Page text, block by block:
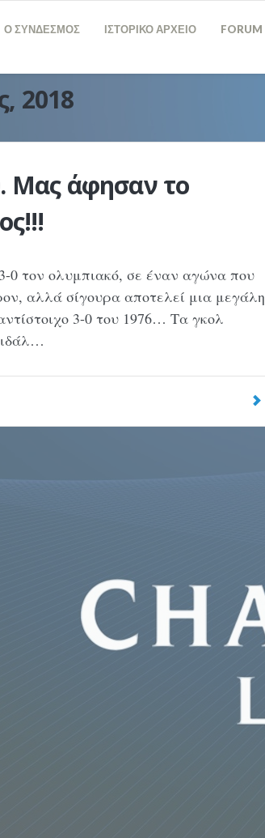
Ο ΣΥΝΔΕΣΜΟΣ ΙΣΤΟΡΙΚΟ ΑΡΧΕΙΟ FORUM
2018
Μας άφησαν το
τον ολυμπιακό, σε έναν αγώνα που
αλλά σίγουρα αποτελεί μια μεγάλη
3-0 του 1976… Τα γκολ